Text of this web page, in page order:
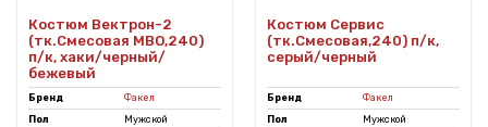
Костюм Вектрон-2
(тк.Смесовая МВО,240)
п/к, хаки/черный/
бежевый
Бренд
Факел
Пол
Мужской
Костюм Сервис
(тк.Смесовая,240) п/к,
серый/черный
Бренд
Факел
Пол
Мужской